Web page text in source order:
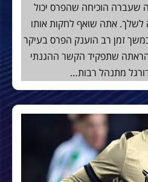
שעברה הוכיחה שהפרס יכול
לשלך. אתה שואף לחקות אותו
זמן רב הוענק הפרס בעיקר
הראתה שתפקיד הקשר ההגנתי
מתנהל רבות…